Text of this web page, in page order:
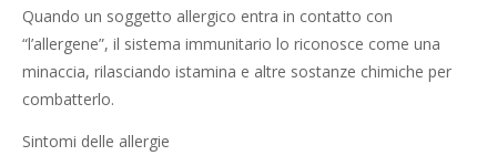
Quando un soggetto allergico entra in contatto con
“l’allergene”, il sistema immunitario lo riconosce come una
minaccia, rilasciando istamina e altre sostanze chimiche per
combatterlo.
Sintomi delle allergie